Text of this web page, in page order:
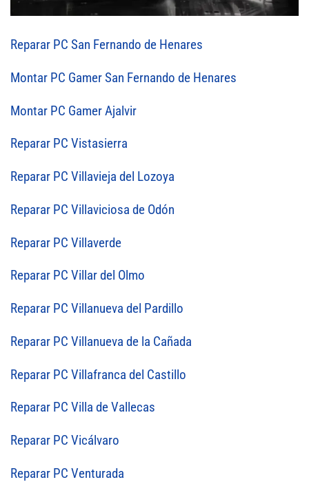
Reparar PC San Fernando de Henares
Montar PC Gamer San Fernando de Henares
Montar PC Gamer Ajalvir
Reparar PC Vistasierra
Reparar PC Villavieja del Lozoya
Reparar PC Villaviciosa de Odón
Reparar PC Villaverde
Reparar PC Villar del Olmo
Reparar PC Villanueva del Pardillo
Reparar PC Villanueva de la Cañada
Reparar PC Villafranca del Castillo
Reparar PC Villa de Vallecas
Reparar PC Vicálvaro
Reparar PC Venturada